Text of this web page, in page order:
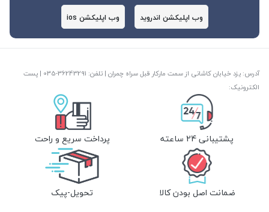
وب اپلیکشن اندروید وب اپلیکشن ios
آدرس: یزد خیابان کاشانی از سمت مارکار قبل سراه چمران | تلفن: ‎035-36243291 | پست
الکترونیک:
پشتیبانی 24 ساعته پرداخت سریع و راحت
ضمانت اصل بودن کالا تحویل-پیک